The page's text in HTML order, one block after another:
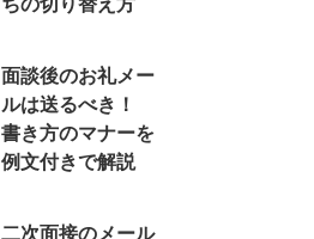
ちの切り替え方
面談後のお礼メー
ルは送るべき！
書き方のマナーを
例文付きで解説
二次面接のメール